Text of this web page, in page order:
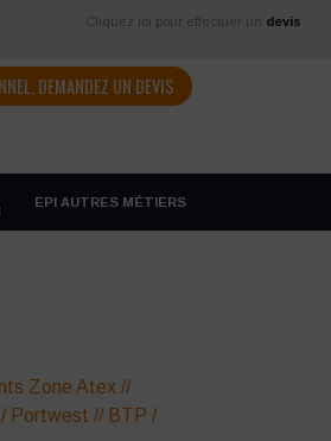
Cliquez ici pour effectuer un devis
DEMANDEZ UN DEVIS
EPI AUTRES MÉTIERS
Zone Atex //
/ Portwest // BTP /